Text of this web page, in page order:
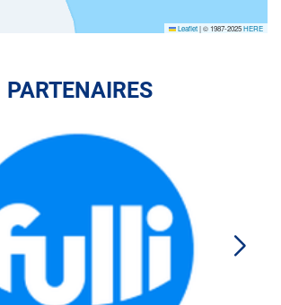
Leaflet|© 1987-2025HERE
PARTENAIRES